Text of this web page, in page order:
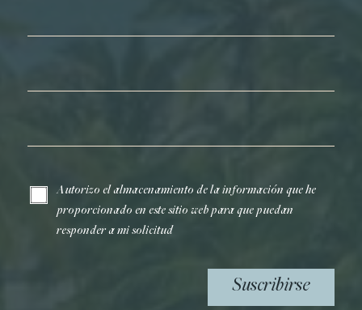
Autorizo el almacenamiento de la información que he
proporcionado en este sitio web para que puedan
responder a mi solicitud
Suscribirse